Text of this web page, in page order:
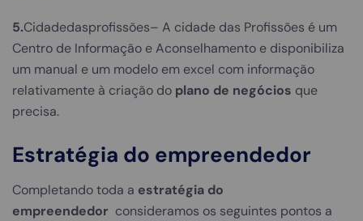
5.Cidadedasprofissões– A cidade das Profissões é um
Centro de Informação e Aconselhamento e disponibiliza
um manual e um modelo em excel com informação
relativamente à criação do plano de negócios que
precisa.
Estratégia do empreendedor
Completando toda a estratégia do
empreendedor consideramos os seguintes pontos a